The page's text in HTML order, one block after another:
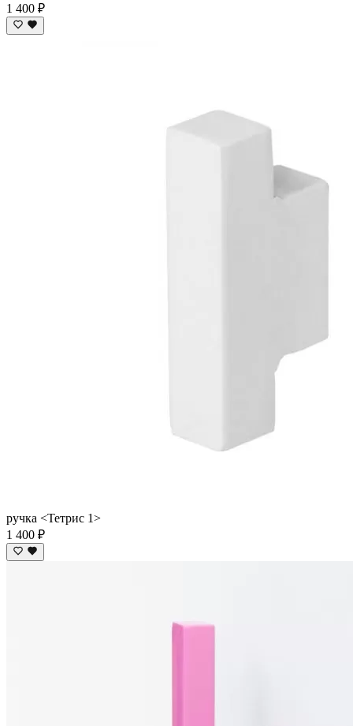
1 400 ₽
ручка <Тетрис 1>
1 400 ₽